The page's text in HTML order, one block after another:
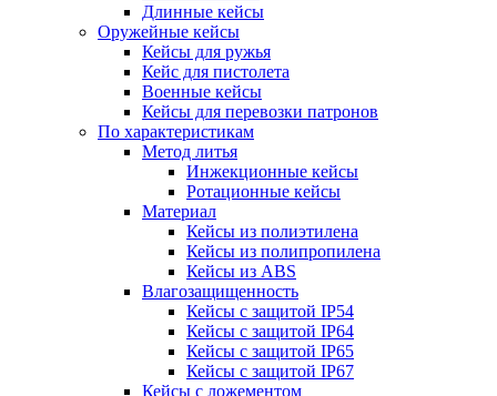
Длинные кейсы
Оружейные кейсы
Кейсы для ружья
Кейс для пистолета
Военные кейсы
Кейсы для перевозки патронов
По характеристикам
Метод литья
Инжекционные кейсы
Ротационные кейсы
Материал
Кейсы из полиэтилена
Кейсы из полипропилена
Кейсы из ABS
Влагозащищенность
Кейсы c защитой IP54
Кейсы c защитой IP64
Кейсы c защитой IP65
Кейсы c защитой IP67
Кейсы с ложементом